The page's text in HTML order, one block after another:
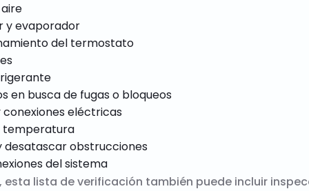
y evaporador
del termostato
en busca de fugas o bloqueos
eléctricas
temperatura
desatascar obstrucciones
del sistema
lista de verificación también puede incluir